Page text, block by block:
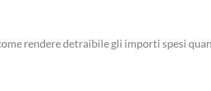
rendere detraibile gli importi spesi